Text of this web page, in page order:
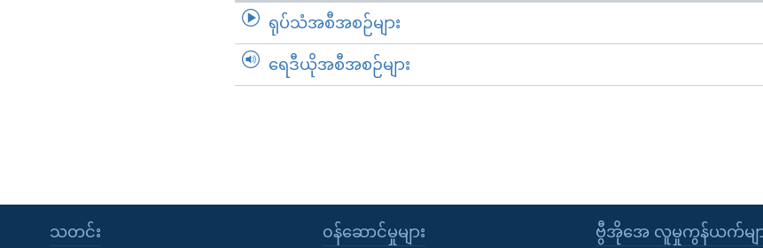
ရုပ်သံအစီအစဉ်များ
ရေဒီယိုအစီအစဉ်များ
ဗွီအိုအေ လူမှုကွန်ယက်မျာ
သတင်း ၀န်ဆောင်မှုများ